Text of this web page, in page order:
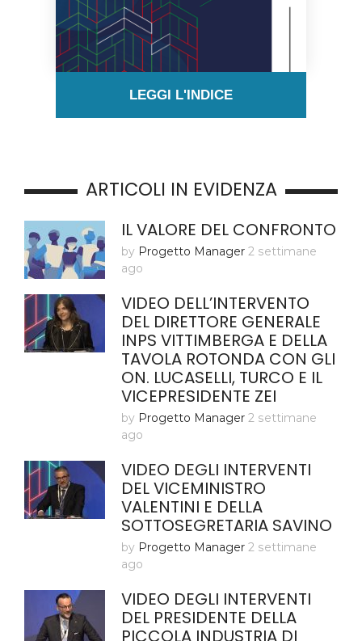
LEGGI L'INDICE
ARTICOLI IN EVIDENZA
IL VALORE DEL CONFRONTO
by Progetto Manager 2 settimane
ago
VIDEO DELL’INTERVENTO
DEL DIRETTORE GENERALE
INPS VITTIMBERGA E DELLA
TAVOLA ROTONDA CON GLI
ON. LUCASELLI, TURCO E IL
VICEPRESIDENTE ZEI
by Progetto Manager 2 settimane
ago
VIDEO DEGLI INTERVENTI
DEL VICEMINISTRO
VALENTINI E DELLA
SOTTOSEGRETARIA SAVINO
by Progetto Manager 2 settimane
ago
VIDEO DEGLI INTERVENTI
DEL PRESIDENTE DELLA
PICCOLA INDUSTRIA DI